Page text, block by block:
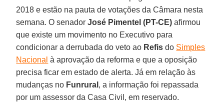
2018 e estão na pauta de votações da Câmara nesta
semana. O senadorJosé Pimentel (PT-CE) afirmou
que existe um movimento no Executivo para
condicionar a derrubada do veto ao Refis do Simples
Nacional à aprovação da reforma e que a oposição
precisa ficar em estado de alerta. Já em relação às
mudanças no Funrural , a informação foi repassada
por um assessor da Casa Civil, em reservado.